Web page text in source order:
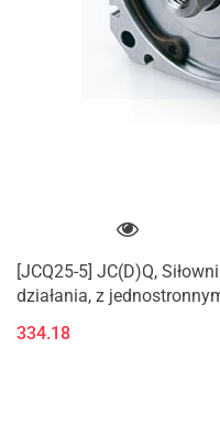
[JCQ25-5] JC(D)Q,
działania, z
334.18